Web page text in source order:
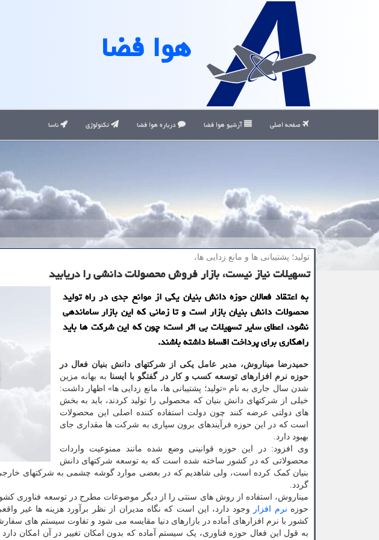
هوا فضا
صفحه اصلی آرشیو هوا فضا درباره هوا فضا تکنولوژی ناسا
تولید؛ پشتیبانی ها و مانع زدایی ها،
تسهیلات نیاز نیست، بازار فروش محصولات دانشی را دریابید
به اعتقاد فعالان حوزه دانش بنیان یکی از موانع جدی در راه تولید
محصولات دانش بنیان بازار است و تا زمانی که این بازار ساماندهی
نشود، اعطای سایر تسهیلات بی اثر است؛ چون که این شرکت ها باید
راهکاری برای پرداخت اقساط داشته باشند.
حمیدرضا میناروش، مدیر عامل یکی از شرکتهای دانش بنیان فعال در
حوزه نرم افزارهای توسعه کسب و کار در گفتگو با ایسنا به بهانه مزین
شدن سال جاری به نام «تولید؛ پشتیبانی ها، مانع زدایی ها» اظهار داشت:
خیلی از شرکتهای دانش بنیان که محصولی را تولید کردند، باید به بخش
های دولتی عرضه کنند چون دولت استفاده کننده اصلی این محصولات
است که در این حوزه فرآیندهای برون سپاری به شرکت ها مقداری جای
بهبود دارد.
وی افزود: در این حوزه قوانینی وضع شده مانند ممنوعیت واردات
محصولاتی که در کشور ساخته شده است که به توسعه شرکتهای دانش
بنیان کمک کرده است، ولی شاهدیم که در بعضی موارد گوشه چشمی به شرکتهای
گردد.
میناروش، استفاده از روش های سنتی را از دیگر موضوعات مطرح در توسعه فناوری
حوزه نرم افزار
وجود دارد، این است که نگاه مدیران از نظر برآورد هزینه ها غیر
کشور با نرم افزارهای آماده در بازارهای دنیا مقایسه می شود و تفاوت سیستم های